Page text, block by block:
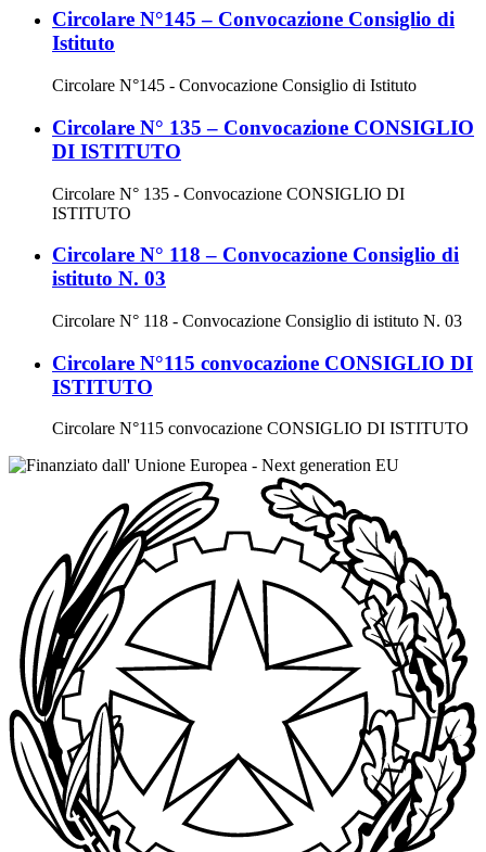
Circolare N°145 – Convocazione Consiglio di
Istituto
Circolare N°145 - Convocazione Consiglio di Istituto
Circolare N° 135 – Convocazione CONSIGLIO
DI ISTITUTO
Circolare N° 135 - Convocazione CONSIGLIO DI
ISTITUTO
Circolare N° 118 – Convocazione Consiglio di
istituto N. 03
Circolare N° 118 - Convocazione Consiglio di istituto N. 03
Circolare N°115 convocazione CONSIGLIO DI
ISTITUTO
Circolare N°115 convocazione CONSIGLIO DI ISTITUTO